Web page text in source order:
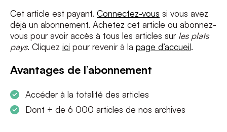
Cet article est payant. Connectez-vous si vous avez
déjà un abonnement. Achetez cet article ou abonnez-
vous pour avoir accès à tous les articles sur les plats
pays. Cliquez ici pour revenir à la page d’accueil.
Avantages de l’abonnement
Accéder à la totalité des articles
Dont + de 6 000 articles de nos archives
S'INSCRIRE